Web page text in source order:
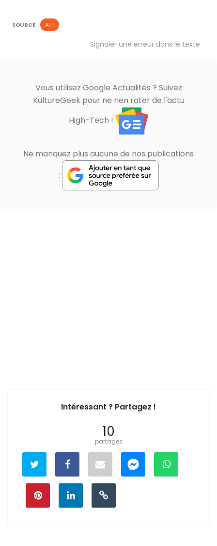
SOURCE AFP
Signaler une erreur dans le texte
Vous utilisez Google Actualités ? Suivez
KultureGeek pour ne rien rater de l'actu
High-Tech !
Ne manquez plus aucune de nos publications
:
Intéressant ? Partagez !
10
partages